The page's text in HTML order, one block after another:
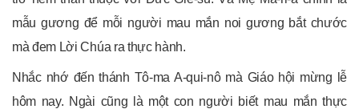
mẫu gương để mỗi người mau mắn noi gương bắt chước
mà đem Lời Chúa ra thực hành.
Nhắc nhớ đến thánh Tô-ma A-qui-nô mà Giáo hội mừng lễ
hôm nay. Ngài cũng là một con người biết mau mắn thực